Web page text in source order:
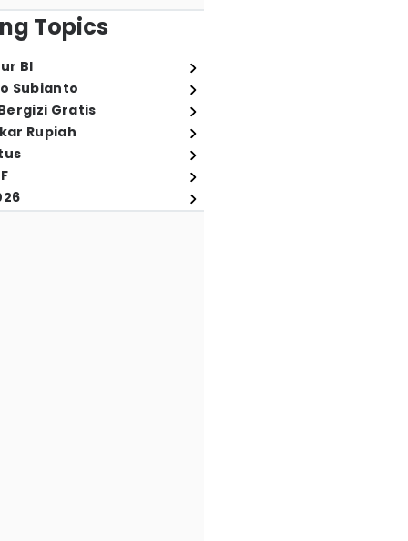
Topics
BI
Subianto
Gratis
Rupiah